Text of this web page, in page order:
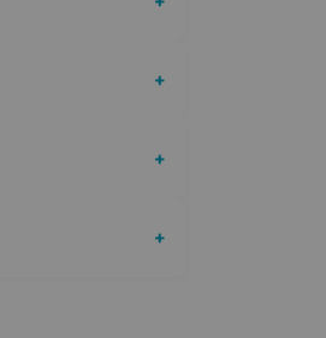
+
+
+